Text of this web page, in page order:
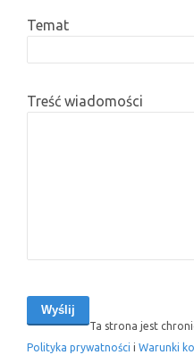
Temat
Treść wiadomości
Ta strona jest
Polityka prywatności i Warunki